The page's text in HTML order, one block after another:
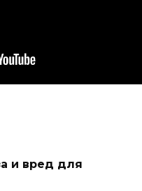
и вред для